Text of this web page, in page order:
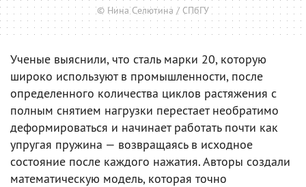
© Нина Селютина / СПбГУ
Ученые выяснили, что сталь марки 20, которую
широко используют в промышленности, после
определенного количества циклов растяжения с
полным снятием нагрузки перестает необратимо
деформироваться и начинает работать почти как
упругая пружина — возвращаясь в исходное
состояние после каждого нажатия. Авторы создали
математическую модель, которая точно